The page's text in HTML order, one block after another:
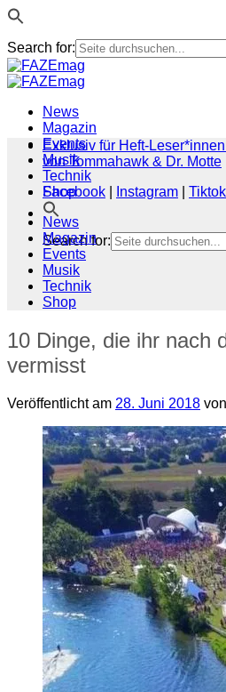
Search for:
Zum
Inhalt
News
Magazin
Events
Musik
Technik
Shop
Search for:
Exklusiv für Heft-
von Tommahawk & Dr. Motte
Facebook
Instagram Tiktok
News
Magazin
Events
Musik
Technik
Shop
10 Dinge, die ihr nach
vermisst
Veröffentlicht am 28. Juni 2018 von